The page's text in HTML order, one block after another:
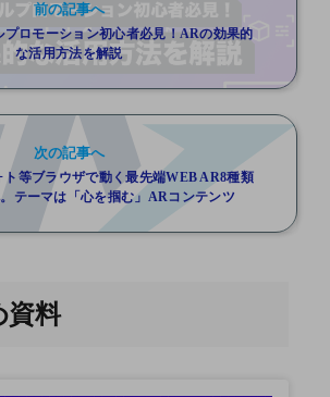
前の記事へ
プロモーション初心者必見！ARの効果的
な活用方法を解説
次の記事へ
ト等ブラウザで動く最先端WEB AR8種類
テーマは「⼼を掴む」ARコンテンツ
資料